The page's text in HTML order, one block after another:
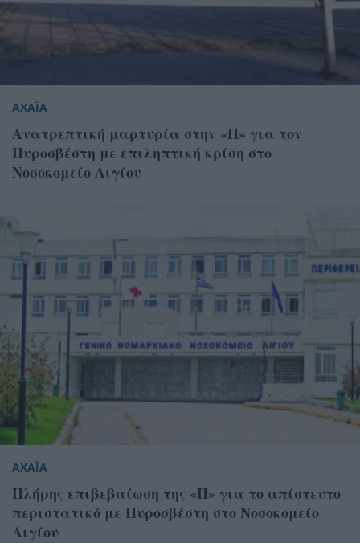
ΑΧΑΪΑ
Ανατρεπτική μαρτυρία στην «Π» για τον
Πυροσβέστη με επιληπτική κρίση στο
Νοσοκομείο Αιγίου
ΑΧΑΪΑ
Πλήρης επιβεβαίωση της «Π» για το απίστευτο
περιστατικό με Πυροσβέστη στο Νοσοκομείο
Αιγίου